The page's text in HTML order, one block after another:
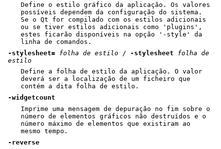
Define o estilo gráfico da aplicação. Os valores
possíveis dependem da configuração do sistema.
Se o Qt for compilado com os estilos adicionais
ou se tiver estilos adicionais como 'plugins',
estes ficarão disponíveis na opção '-style' da
linha de comandos.
-stylesheet= folha de estilo / -stylesheet
folha de
estilo
Define a folha de estilo da aplicação. O valor
deverá ser a localização de um ficheiro que
contém a dita folha de estilo.
-widgetcount
Imprime uma mensagem de depuração no fim sobre o
número de elementos gráficos não destruídos e o
número máximo de elementos que existiram ao
mesmo tempo.
-reverse